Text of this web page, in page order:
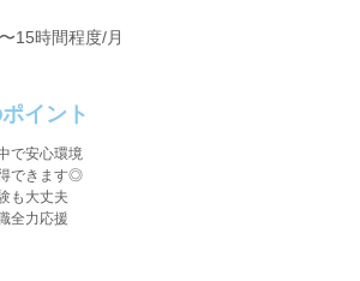
15時間程度/月
イント
で安心環境
できます◎
も大丈夫
全力応援